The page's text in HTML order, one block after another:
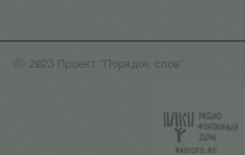
ⓒ 2023 Проект "Порядок слов"